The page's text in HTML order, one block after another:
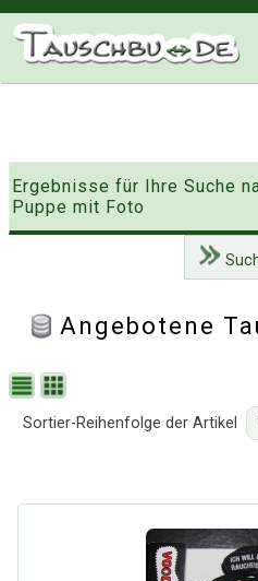
Ergebnisse für Ihre Suche
Puppe mit Foto
Angebotene
Sortier-Reihenfolge der Artikel